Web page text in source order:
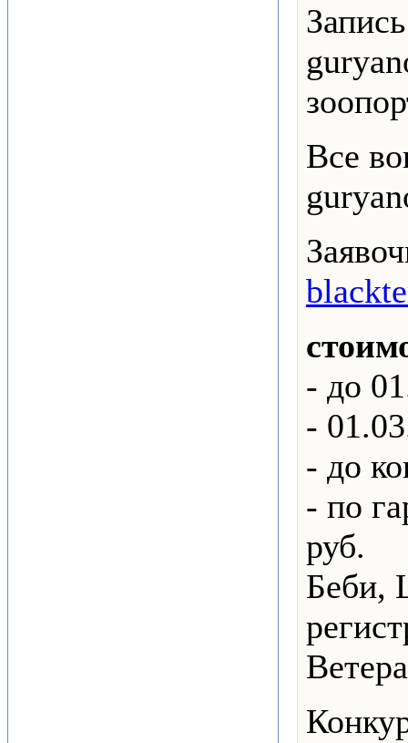
Все
- до
-
- до
- по
руб.
Беби,